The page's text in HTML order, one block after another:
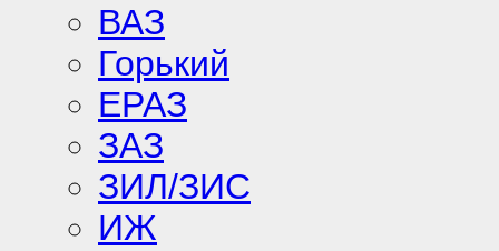
ВАЗ
Горький
ЕРАЗ
ЗАЗ
ЗИЛ/ЗИС
ИЖ